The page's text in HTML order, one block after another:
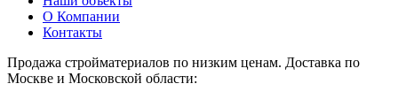
О Компании
Контакты
Продажа стройматериалов по низким ценам. Доставка по
Москве и Московской области: